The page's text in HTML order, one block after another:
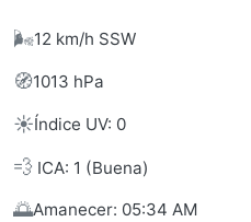
🌬️12 km/h SSW
🧭1013 hPa
☀️Índice UV: 0
💨 ICA: 1 (Buena)
🌅Amanecer: 05:34 AM